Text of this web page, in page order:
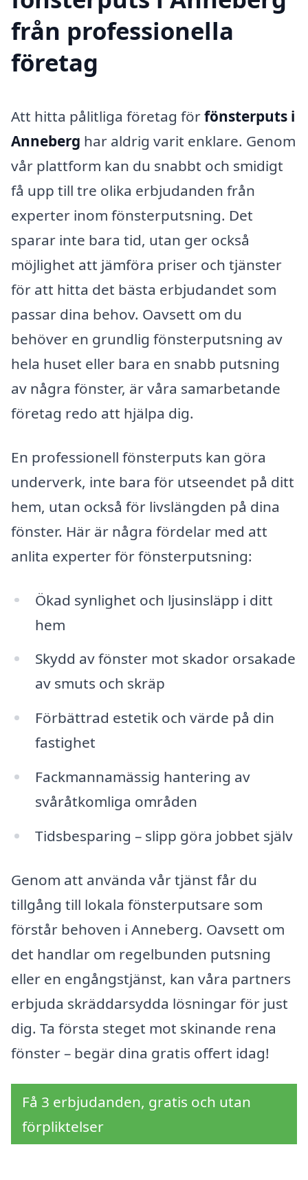
från professionella
företag
Att hitta pålitliga företag förfönsterputs i
Anneberg har aldrig varit enklare. Genom
vår plattform kan du snabbt och smidigt
få upp till tre olika erbjudanden från
experter inom fönsterputsning. Det
sparar inte bara tid, utan ger också
möjlighet att jämföra priser och tjänster
för att hitta det bästa erbjudandet som
passar dina behov. Oavsett om du
behöver en grundlig fönsterputsning av
hela huset eller bara en snabb putsning
av några fönster, är våra samarbetande
företag redo att hjälpa dig.
En professionell fönsterputs kan göra
underverk, inte bara för utseendet på ditt
hem, utan också för livslängden på dina
fönster. Här är några fördelar med att
anlita experter för fönsterputsning:
Ökad synlighet och ljusinsläpp i ditt
hem
Skydd av fönster mot skador orsakade
av smuts och skräp
Förbättrad estetik och värde på din
fastighet
Fackmannamässig hantering av
svåråtkomliga områden
Tidsbesparing – slipp göra jobbet själv
Genom att använda vår tjänst får du
tillgång till lokala fönsterputsare som
förstår behoven i Anneberg. Oavsett om
det handlar om regelbunden putsning
eller en engångstjänst, kan våra partners
erbjuda skräddarsydda lösningar för just
dig. Ta första steget mot skinande rena
fönster – begär dina gratis offert idag!
Få 3 erbjudanden, gratis och utan
förpliktelser